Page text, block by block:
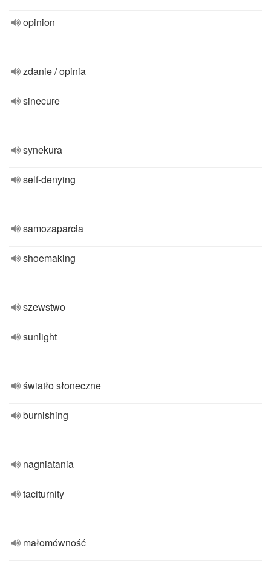
opinion
zdanie / opinia
sinecure
synekura
self-denying
samozaparcia
shoemaking
szewstwo
sunlight
światło słoneczne
burnishing
nagniatania
taciturnity
małomówność